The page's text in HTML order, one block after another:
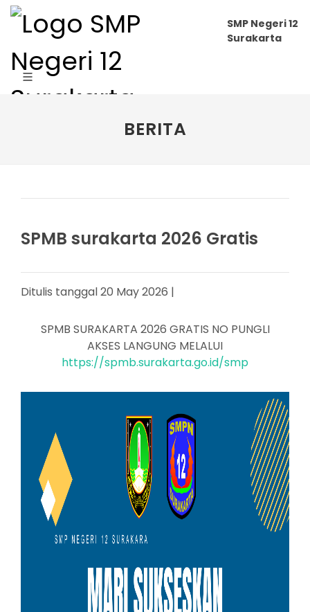
SMP Negeri 12
Surakarta
BERITA
SPMB surakarta 2026 Gratis
Ditulis tanggal 20 May 2026 |
SPMB SURAKARTA 2026 GRATIS NO PUNGLI
AKSES LANGUNG MELALUI
https://spmb.surakarta.go.id/smp